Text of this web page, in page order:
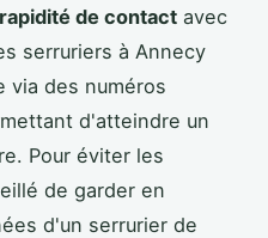
rapidité de contact avec
serruriers à Annecy
via des numéros
d'atteindre un
Pour éviter les
de garder en
d'un serrurier de